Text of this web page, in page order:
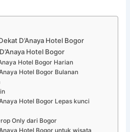
D’Anaya Hotel Bogor
Hotel Bogor
Hotel Bogor Harian
Hotel Bogor Bulanan
Hotel Bogor Lepas kunci
Only dari Bogor
Hotel Bogor untuk wisata